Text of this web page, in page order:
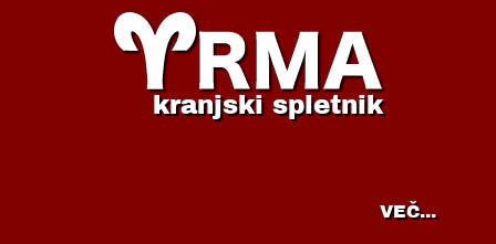
kranjski spletnik
VEČ...